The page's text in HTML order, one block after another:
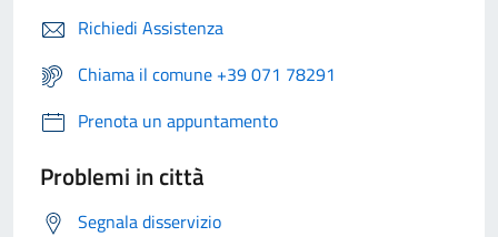
Richiedi Assistenza
Chiama il comune +39 071 78291
Prenota un appuntamento
Problemi in città
Segnala disservizio